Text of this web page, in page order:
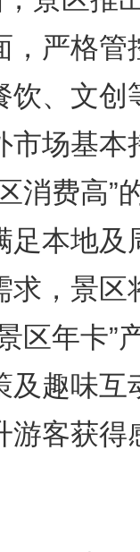
，严格管
饮、文创
市场基本
消费高”
足本地及
求，景区
区年卡”
及趣味互
游客获得